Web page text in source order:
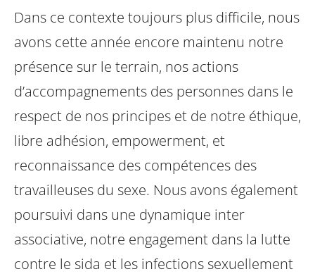
Dans ce contexte toujours plus difficile, nous
avons cette année encore maintenu notre
présence sur le terrain, nos actions
d’accompagnements des personnes dans le
respect de nos principes et de notre éthique,
libre adhésion, empowerment, et
reconnaissance des compétences des
travailleuses du sexe. Nous avons également
poursuivi dans une dynamique inter
associative, notre engagement dans la lutte
contre le sida et les infections sexuellement